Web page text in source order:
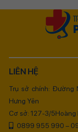
LIÊN HỆ
Trụ sở chính: Đường
Hưng Yên
Cơ sở: 127-3/5Hoàng
0899 955 990 –